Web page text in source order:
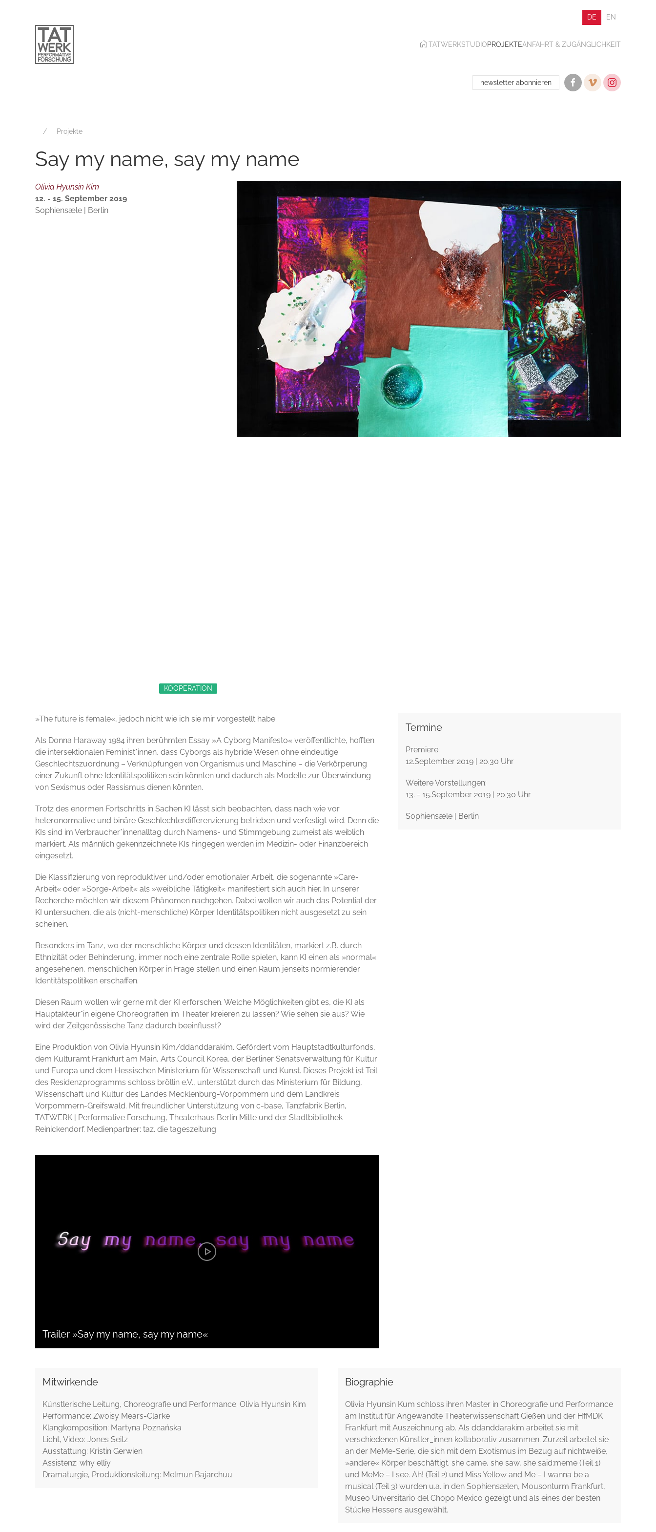
DE EN
TATWERKSTUDIOPROJEKTEANFAHRT & ZUGÄNGLICHKEIT
newsletter abonnieren
Projekte
Say my name, say my name
Olivia Hyunsin Kim
12. - 15. September 2019
Sophiensæle | Berlin
KOOPERATION
»The future is female«, jedoch nicht wie ich sie mir vorgestellt habe.
Als Donna Haraway 1984 ihren berühmten Essay »A Cyborg Manifesto« veröffentlichte, hofften
die intersektionalen Feminist*innen, dass Cyborgs als hybride Wesen ohne eindeutige
Geschlechtszuordnung – Verknüpfungen von Organismus und Maschine – die Verkörperung
einer Zukunft ohne Identitätspolitiken sein könnten und dadurch als Modelle zur Überwindung
von Sexismus oder Rassismus dienen könnten.
Trotz des enormen Fortschritts in Sachen KI lässt sich beobachten, dass nach wie vor
heteronormative und binäre Geschlechterdifferenzierung betrieben und verfestigt wird. Denn die
KIs sind im Verbraucher*innenalltag durch Namens- und Stimmgebung zumeist als weiblich
markiert. Als männlich gekennzeichnete KIs hingegen werden im Medizin- oder Finanzbereich
eingesetzt.
Die Klassifizierung von reproduktiver und/oder emotionaler Arbeit, die sogenannte »Care-
Arbeit« oder »Sorge-Arbeit« als »weibliche Tätigkeit« manifestiert sich auch hier. In unserer
Recherche möchten wir diesem Phänomen nachgehen. Dabei wollen wir auch das Potential der
KI untersuchen, die als (nicht-menschliche) Körper Identitätspolitiken nicht ausgesetzt zu sein
scheinen.
Besonders im Tanz, wo der menschliche Körper und dessen Identitäten, markiert z.B. durch
Ethnizität oder Behinderung, immer noch eine zentrale Rolle spielen, kann KI einen als »normal«
angesehenen, menschlichen Körper in Frage stellen und einen Raum jenseits normierender
Identitätspolitiken erschaffen.
Diesen Raum wollen wir gerne mit der KI erforschen. Welche Möglichkeiten gibt es, die KI als
Hauptakteur*in eigene Choreografien im Theater kreieren zu lassen? Wie sehen sie aus? Wie
wird der Zeitgenössische Tanz dadurch beeinflusst?
Eine Produktion von Olivia Hyunsin Kim/ddanddarakim. Gefördert vom Hauptstadtkulturfonds,
dem Kulturamt Frankfurt am Main, Arts Council Korea, der Berliner Senatsverwaltung für Kultur
und Europa und dem Hessischen Ministerium für Wissenschaft und Kunst. Dieses Projekt ist Teil
des Residenzprogramms schloss bröllin e.V., unterstützt durch das Ministerium für Bildung,
Wissenschaft und Kultur des Landes Mecklenburg-Vorpommern und dem Landkreis
Vorpommern-Greifswald. Mit freundlicher Unterstützung von c-base, Tanzfabrik Berlin,
TATWERK | Performative Forschung, Theaterhaus Berlin Mitte und der Stadtbibliothek
Reinickendorf. Medienpartner: taz. die tageszeitung
Trailer »Say my name, say my name«
Termine
Premiere:
12.September 2019 | 20.30 Uhr
Weitere Vorstellungen:
13. - 15.September 2019 | 20.30 Uhr
Sophiensæle | Berlin
Mitwirkende
Künstlerische Leitung, Choreografie und Performance: Olivia Hyunsin Kim
Performance: Zwoisy Mears-Clarke
Klangkomposition: Martyna Poznańska
Licht, Video: Jones Seitz
Ausstattung: Kristin Gerwien
Assistenz: why elliy
Dramaturgie, Produktionsleitung: Melmun Bajarchuu
Biographie
Olivia Hyunsin Kum schloss ihren Master in Choreografie und Performance
am Institut für Angewandte Theaterwissenschaft Gießen und der HfMDK
Frankfurt mit Auszeichnung ab. Als ddanddarakim arbeitet sie mit
verschiedenen Künstler_innen kollaborativ zusammen. Zurzeit arbeitet sie
an der MeMe-Serie, die sich mit dem Exotismus im Bezug auf nichtweiße,
»andere« Körper beschäftigt. she came, she saw, she said:meme (Teil 1)
und MeMe – I see. Ah! (Teil 2) und Miss Yellow and Me – I wanna be a
musical (Teil 3) wurden u.a. in den Sophiensælen, Mousonturm Frankfurt,
Museo Unversitario del Chopo Mexico gezeigt und als eines der besten
Stücke Hessens ausgewählt.